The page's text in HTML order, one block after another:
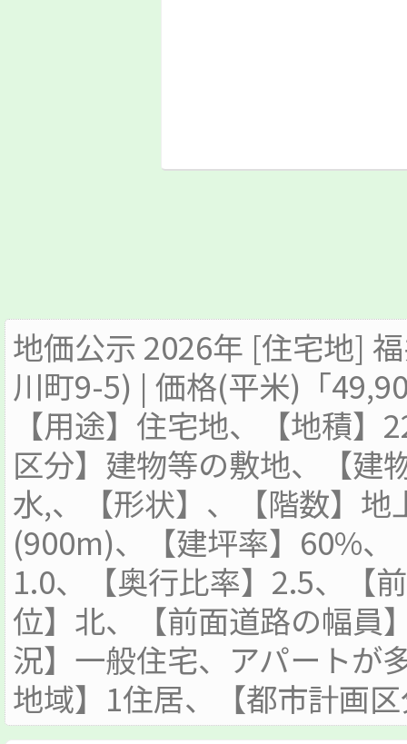
地価公示 2026年 [住宅地]
川町9-5) | 価格(平米)「
【用途】住宅地、【地積
区分】建物等の敷地、【建
水,、【形状】、【階数】
(900m)、【建坪率】60%
1.0、【奥行比率】2.5、【
位】北、【前面道路の幅員
況】一般住宅、アパートが
地域】1住居、【都市計画